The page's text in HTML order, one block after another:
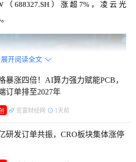
（688327.SH）涨超7%，凌云光
展开阅读全文 
暴涨四倍！AI算力强力赋能PCB，
订单排至2027年
览富财经网 1天前
研发订单共振，CRO板块集体涨停